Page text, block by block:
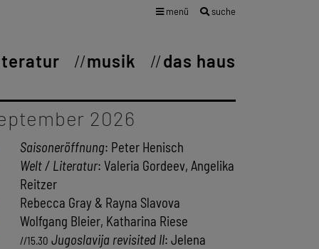
menü suche
musik das haus
2026
Saisoneröffnung: Peter Henisch
Welt / Literatur: Valeria Gordeev, Angelika
Reitzer
Rebecca Gray & Rayna Slavova
Wolfgang Bleier, Katharina Riese
//15.30 Jugoslavija revisited II: Jelena